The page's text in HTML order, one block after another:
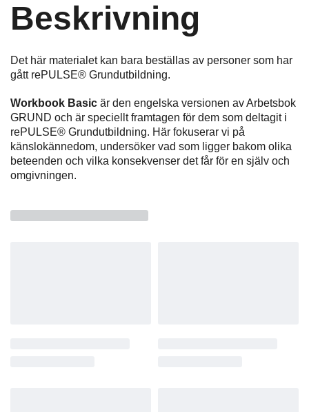
Beskrivning
Det här materialet kan bara beställas av personer som har
gått rePULSE® Grundutbildning.
Workbook Basic är den engelska versionen av Arbetsbok
GRUND och är speciellt framtagen för dem som deltagit i
rePULSE® Grundutbildning. Här fokuserar vi på
känslokännedom, undersöker vad som ligger bakom olika
beteenden och vilka konsekvenser det får för en själv och
omgivningen.